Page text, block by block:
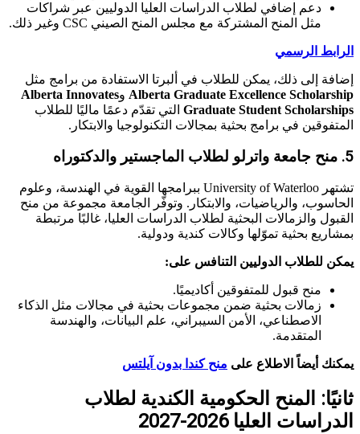
دعم إضافي لطلاب الدراسات العليا الدوليين عبر شراكات
مثل المنح المشتركة مع مجلس المنح الصيني CSC وغير ذلك.
الرابط الرسمي
إضافة إلى ذلك، يمكن للطلاب في ألبرتا الاستفادة من برامج مثل
Alberta Graduate Excellence Scholarship وAlberta Innovates
Graduate Student Scholarships التي تقدّم دعمًا ماليًا للطلاب
المتفوقين في برامج بحثية بمجالات التكنولوجيا والابتكار.
5. منح جامعة واترلو لطلاب الماجستير والدكتوراه
تشتهر University of Waterloo ببرامجها القوية في الهندسة، وعلوم
الحاسوب، والرياضيات، والابتكار. وتوفّر الجامعة مجموعة من منح
القبول والزمالات البحثية لطلاب الدراسات العليا، غالبًا مرتبطة
بمشاريع بحثية تموّلها وكالات كندية ودولية.
يمكن للطلاب الدوليين التنافس على:
منح قبول للمتفوقين أكاديميًا.
زمالات بحثية ضمن مجموعات بحثية في مجالات مثل الذكاء
الاصطناعي، الأمن السيبراني، علم البيانات، والهندسة
المتقدمة.
يمكنك أيضاً الاطلاع على منح كندا بدون آيلتس
ثانيًا: المنح الحكومية الكندية لطلاب
الدراسات العليا 2026-2027